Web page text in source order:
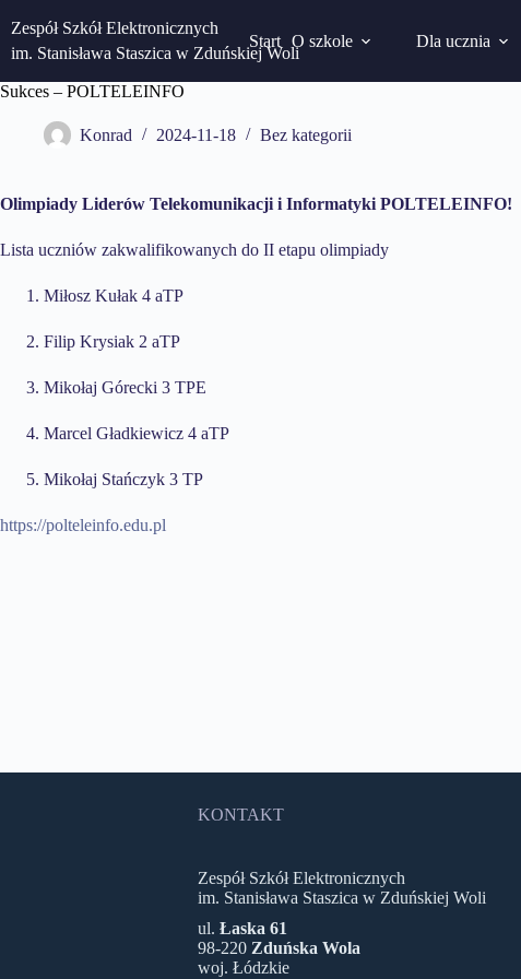
do
treści
Zespół Szkół Elektronicznych
im. Stanisława Staszica w Zduńskiej Woli
Start O szkole Dla ucznia
Sukces – POLTELEINFO
Konrad 2024-11-18 Bez kategorii
Olimpiady Liderów Telekomunikacji i Informatyki POLTELEINFO!
Lista uczniów zakwalifikowanych do II etapu olimpiady
Miłosz Kułak 4 aTP
Filip Krysiak 2 aTP
Mikołaj Górecki 3 TPE
Marcel Gładkiewicz 4 aTP
Mikołaj Stańczyk 3 TP
https://polteleinfo.edu.pl
KONTAKT
Zespół Szkół Elektronicznych
im. Stanisława Staszica w Zduńskiej Woli
ul.Łaska 61
98-220 Zduńska Wola
woj. Łódzkie